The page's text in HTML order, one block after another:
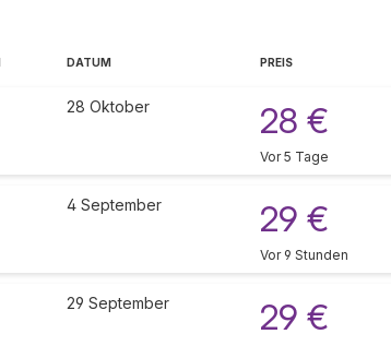
DATUM PREIS
28 Oktober 28 €
Vor 5 Tage
4 September 29 €
Vor 9 Stunden
29 September 29 €